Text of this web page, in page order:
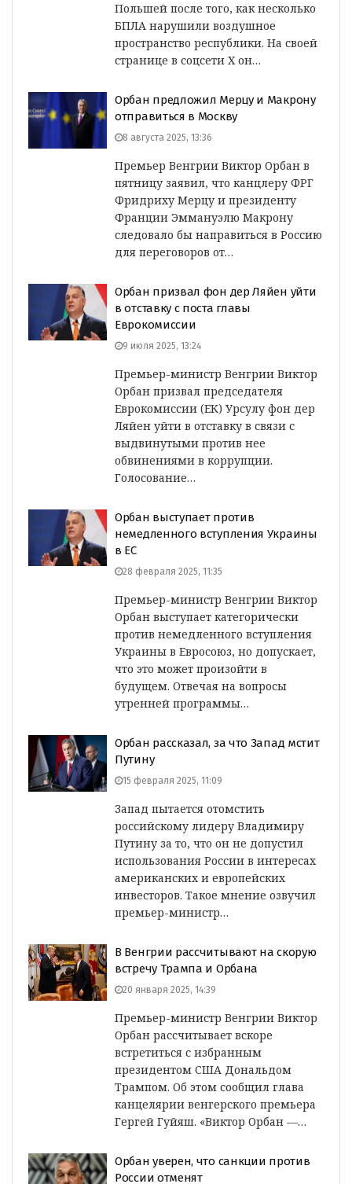
Польшей после того, как несколько
БПЛА нарушили воздушное
пространство республики. На своей
странице в соцсети Х он…
Орбан предложил Мерцу и Макрону
отправиться в Москву
8 августа 2025, 13:36
Премьер Венгрии Виктор Орбан в
пятницу заявил, что канцлеру ФРГ
Фридриху Мерцу и президенту
Франции Эммануэлю Макрону
следовало бы направиться в Россию
для переговоров от…
Орбан призвал фон дер Ляйен уйти
в отставку с поста главы
Еврокомиссии
9 июля 2025, 13:24
Премьер-министр Венгрии Виктор
Орбан призвал председателя
Еврокомиссии (ЕК) Урсулу фон дер
Ляйен уйти в отставку в связи с
выдвинутыми против нее
обвинениями в коррупции.
Голосование…
Орбан выступает против
немедленного вступления Украины
в ЕС
28 февраля 2025, 11:35
Премьер-министр Венгрии Виктор
Орбан выступает категорически
против немедленного вступления
Украины в Евросоюз, но допускает,
что это может произойти в
будущем. Отвечая на вопросы
утренней программы…
Орбан рассказал, за что Запад мстит
Путину
15 февраля 2025, 11:09
Запад пытается отомстить
российскому лидеру Владимиру
Путину за то, что он не допустил
использования России в интересах
американских и европейских
инвесторов. Такое мнение озвучил
премьер-министр…
В Венгрии рассчитывают на скорую
встречу Трампа и Орбана
20 января 2025, 14:39
Премьер-министр Венгрии Виктор
Орбан рассчитывает вскоре
встретиться с избранным
президентом США Дональдом
Трампом. Об этом сообщил глава
канцелярии венгерского премьера
Гергей Гуйяш. «Виктор Орбан —…
Орбан уверен, что санкции против
России отменят